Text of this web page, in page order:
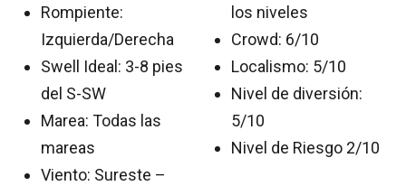
Rompiente:
Izquierda/Derecha
Swell Ideal: 3-8 pies
del S-SW
Marea: Todas las
mareas
Viento: Sureste –
los niveles
Crowd: 6/10
Localismo: 5/10
Nivel de diversión:
5/10
Nivel de Riesgo 2/10